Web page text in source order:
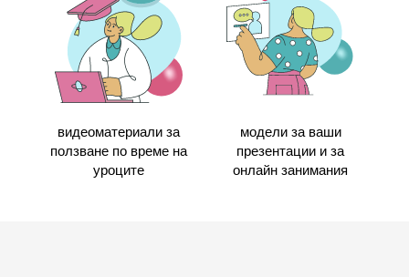
видеоматериали за
ползване по време на
уроците
модели за ваши
презентации и за
онлайн занимания